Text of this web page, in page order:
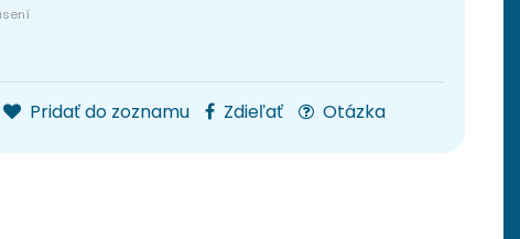
Pridať do zoznamu Zdieľať Otázka